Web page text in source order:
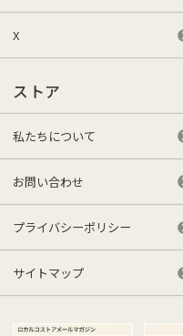
X
ストア
私たちについて
お問い合わせ
プライバシーポリシー
サイトマップ